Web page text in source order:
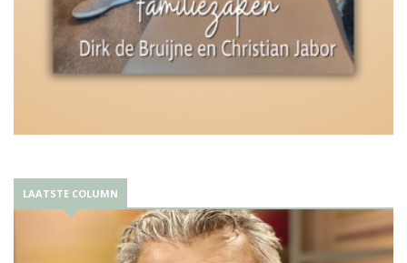
LAATSTE COLUMN